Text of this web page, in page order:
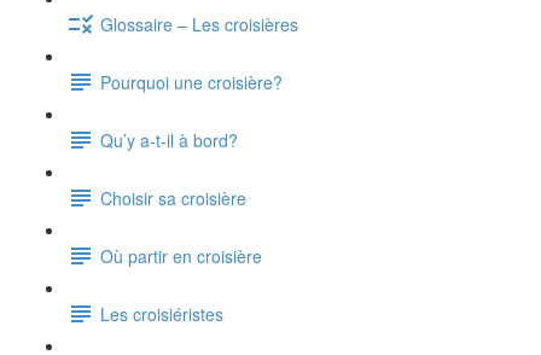
Glossaire – Les croisières
Pourquoi une croisière?
Qu’y a-t-il à bord?
Choisir sa croisière
Où partir en croisière
Les croisiéristes